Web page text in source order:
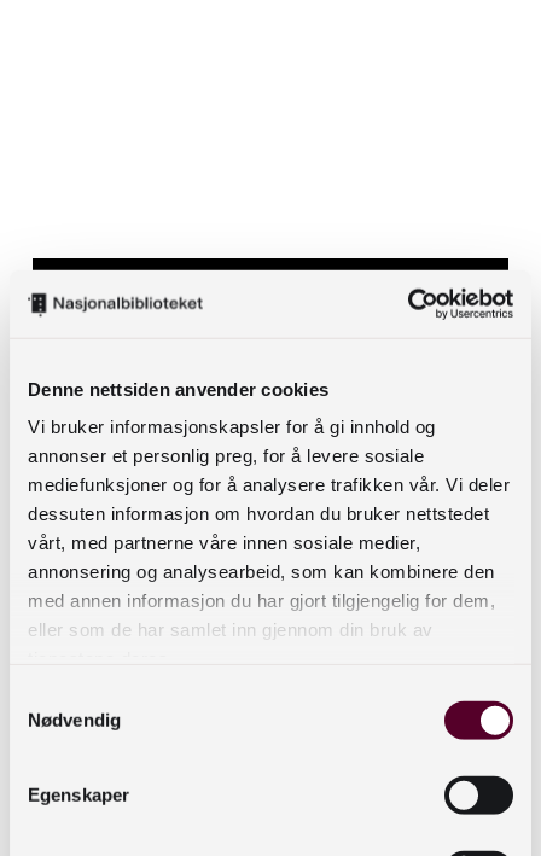
Denne nettsiden anvender cookies
Vi bruker informasjonskapsler for å gi innhold og
annonser et personlig preg, for å levere sosiale
mediefunksjoner og for å analysere trafikken vår. Vi deler
dessuten informasjon om hvordan du bruker nettstedet
vårt, med partnerne våre innen sosiale medier,
annonsering og analysearbeid, som kan kombinere den
med annen informasjon du har gjort tilgjengelig for dem,
eller som de har samlet inn gjennom din bruk av
Nødvendig
Egenskaper
Her skulle det vært en video.
For å se videoen må du gi samtykke til
informasjonskapsler fra
tredjepartsleverandører. Du kan enkelt
endre samtykke her:
Endre samtykke
Personvernerklæring